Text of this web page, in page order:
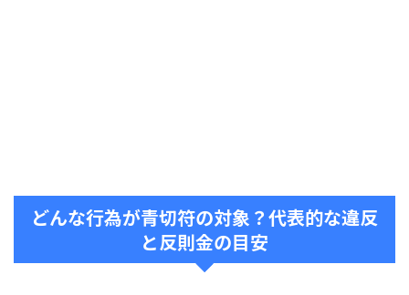
どんな行為が青切符の対象？代表的な違反
と反則金の目安